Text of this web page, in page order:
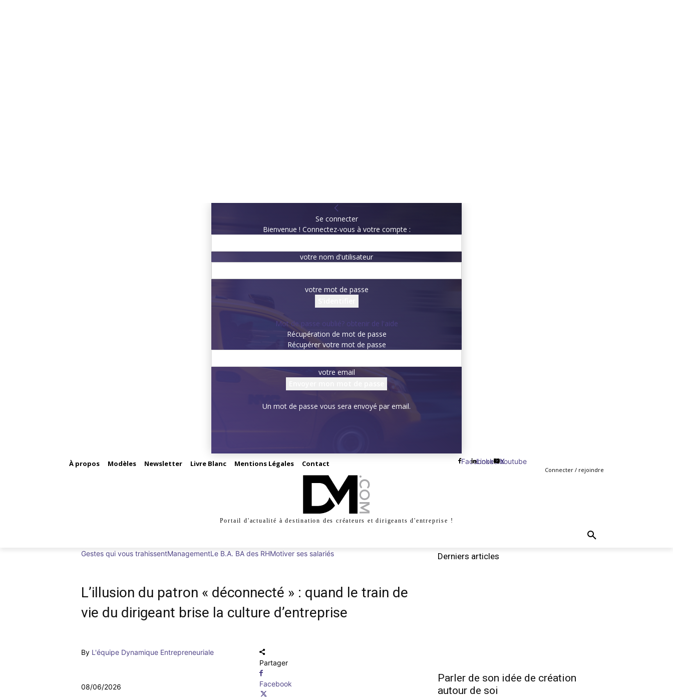
Se connecter
Bienvenue ! Connectez-vous à votre compte :
votre nom d'utilisateur
votre mot de passe
Mot de passe oublié? obtenir de l'aide
Récupération de mot de passe
Récupérer votre mot de passe
votre email
Un mot de passe vous sera envoyé par email.
À propos Modèles Newsletter Livre Blanc Mentions Légales Contact Facebook
Linkedin
X
Youtube
Connecter / rejoindre
Portail d'actualité à destination des créateurs et dirigeants d'entreprise !
Gestes qui vous trahissentManagementLe B.A. BA des RHMotiver ses salariés
L’illusion du patron « déconnecté » : quand le train de
vie du dirigeant brise la culture d’entreprise
By L'équipe Dynamique Entrepreneuriale
08/06/2026
Partager
Facebook
Derniers articles
Parler de son idée de création
autour de soi